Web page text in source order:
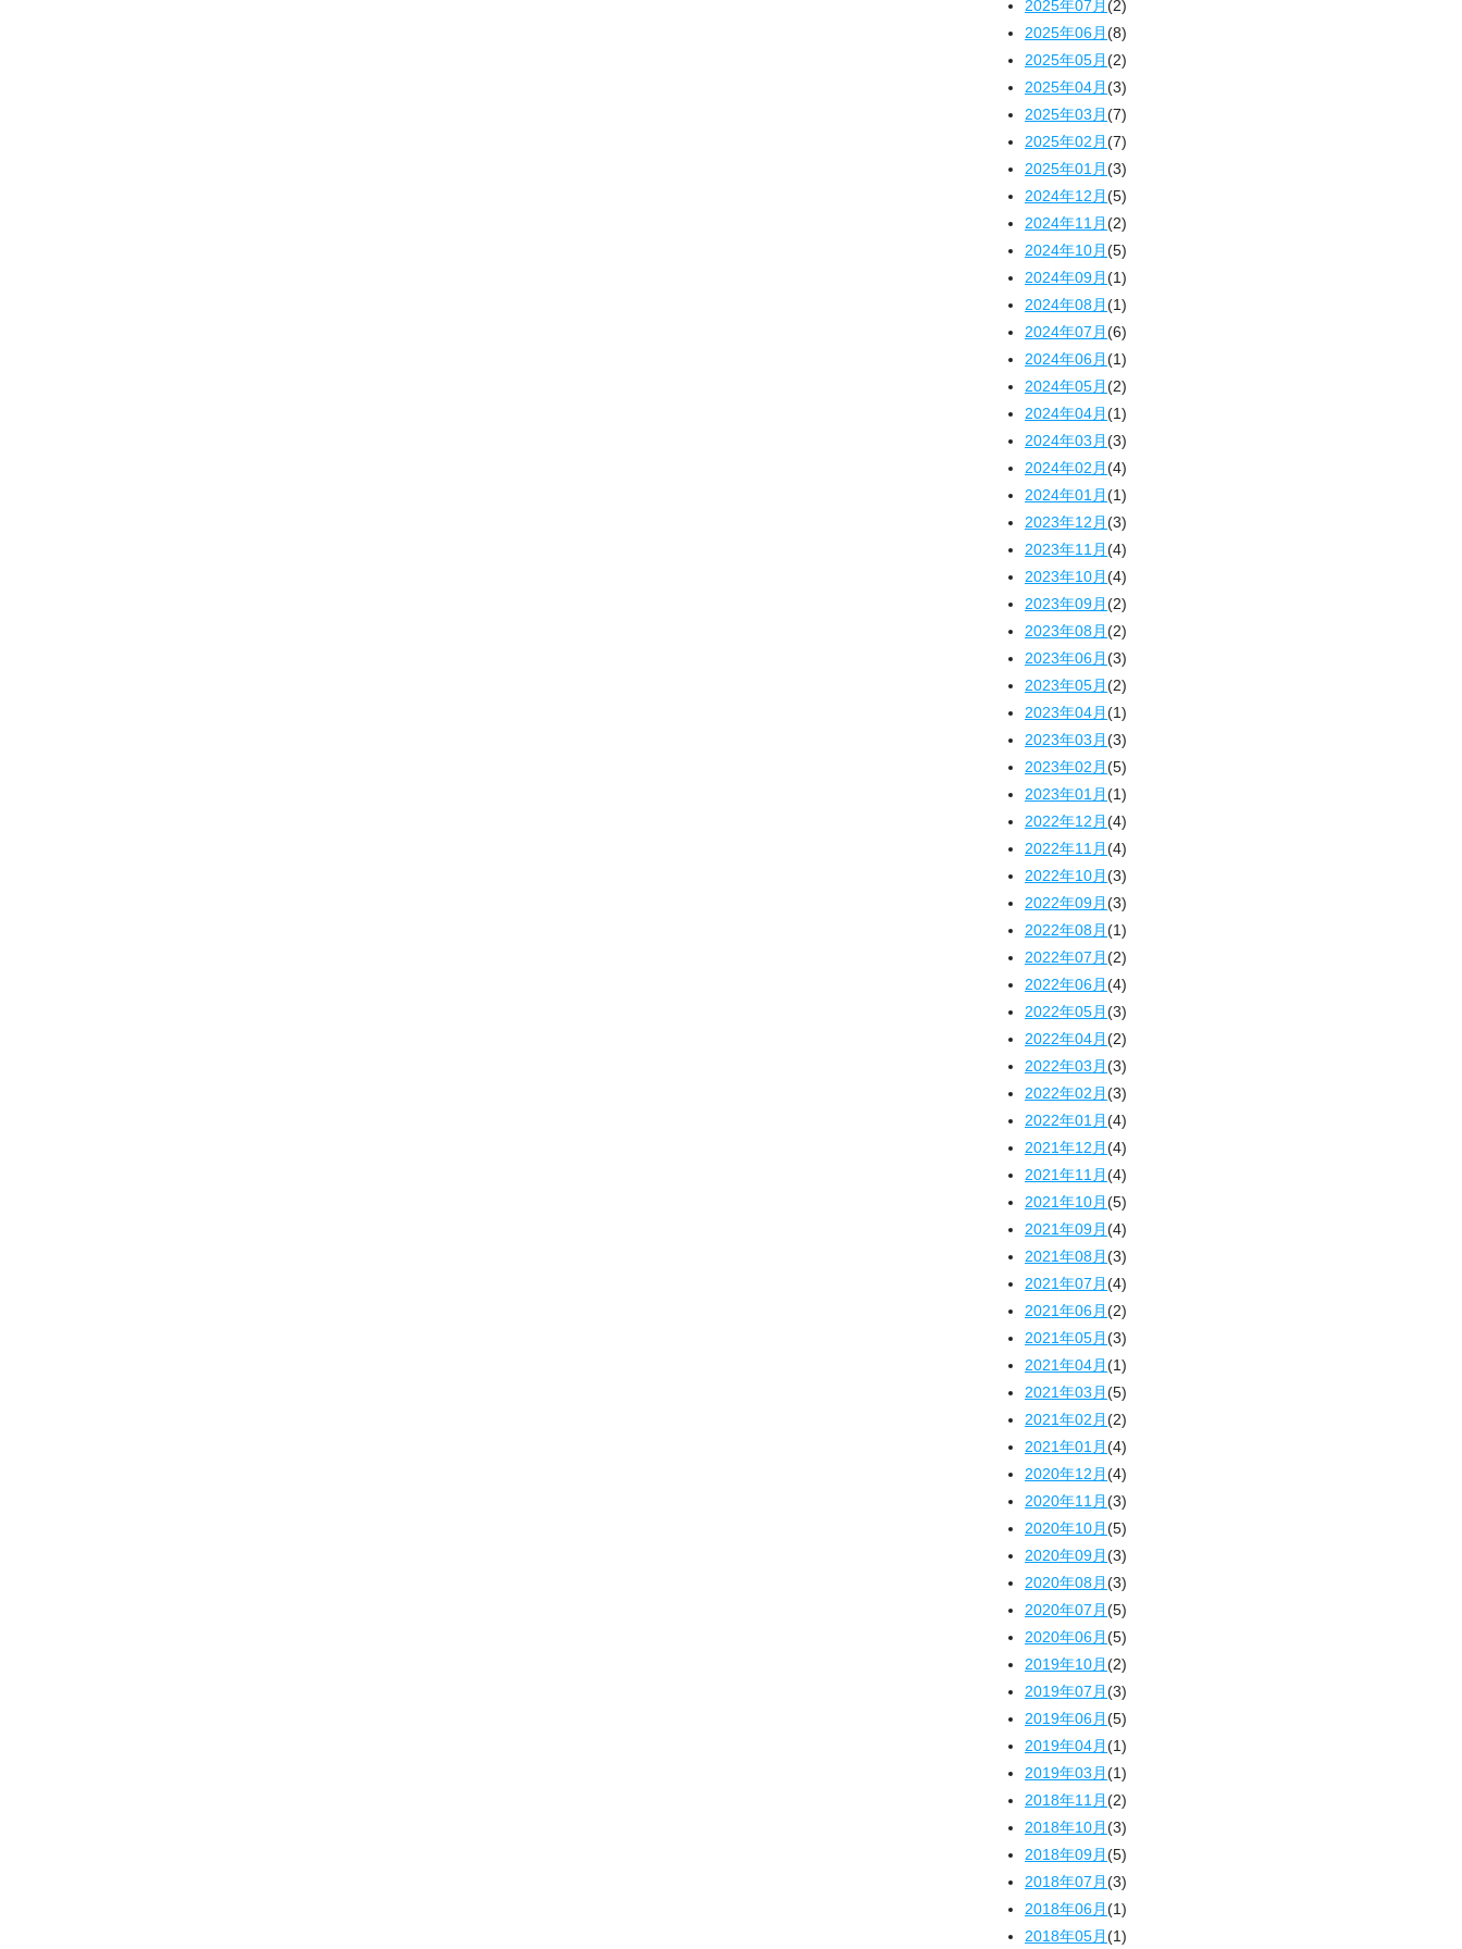
2025年07月(2)
2025年06月(8)
2025年05月(2)
2025年04月(3)
2025年03月(7)
2025年02月(7)
2025年01月(3)
2024年12月(5)
2024年11月(2)
2024年10月(5)
2024年09月(1)
2024年08月(1)
2024年07月(6)
2024年06月(1)
2024年05月(2)
2024年04月(1)
2024年03月(3)
2024年02月(4)
2024年01月(1)
2023年12月(3)
2023年11月(4)
2023年10月(4)
2023年09月(2)
2023年08月(2)
2023年06月(3)
2023年05月(2)
2023年04月(1)
2023年03月(3)
2023年02月(5)
2023年01月(1)
2022年12月(4)
2022年11月(4)
2022年10月(3)
2022年09月(3)
2022年08月(1)
2022年07月(2)
2022年06月(4)
2022年05月(3)
2022年04月(2)
2022年03月(3)
2022年02月(3)
2022年01月(4)
2021年12月(4)
2021年11月(4)
2021年10月(5)
2021年09月(4)
2021年08月(3)
2021年07月(4)
2021年06月(2)
2021年05月(3)
2021年04月(1)
2021年03月(5)
2021年02月(2)
2021年01月(4)
2020年12月(4)
2020年11月(3)
2020年10月(5)
2020年09月(3)
2020年08月(3)
2020年07月(5)
2020年06月(5)
2019年10月(2)
2019年07月(3)
2019年06月(5)
2019年04月(1)
2019年03月(1)
2018年11月(2)
2018年10月(3)
2018年09月(5)
2018年07月(3)
2018年06月(1)
2018年05月(1)